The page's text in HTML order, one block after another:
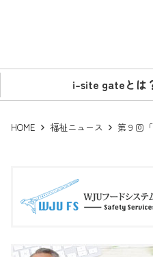
i-site gateとは
HOME 福祉ニュース 第９回